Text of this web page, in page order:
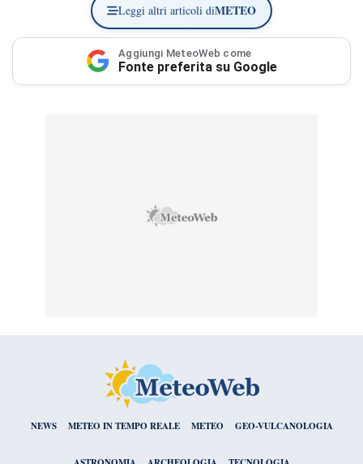
Leggi altri articoli diMETEO
Aggiungi MeteoWeb come
Fonte preferita su Google
NEWS METEO IN TEMPO REALE METEO GEO-VULCANOLOGIA